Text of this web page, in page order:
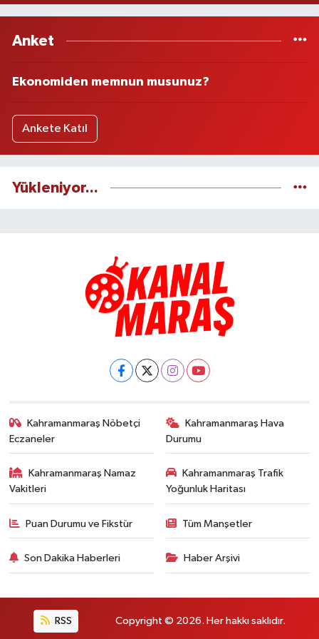
Anket
Ekonomiden memnun musunuz?
Ankete Katıl
Yükleniyor...
Kahramanmaraş Nöbetçi
Eczaneler
Kahramanmaraş Hava
Durumu
Kahramanmaraş Namaz
Vakitleri
Kahramanmaraş Trafik
Yoğunluk Haritası
Puan Durumu ve Fikstür Tüm Manşetler
Son Dakika Haberleri Haber Arşivi
RSS Copyright © 2026. Her hakkı saklıdır.